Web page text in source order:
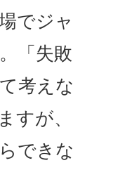
でジャ
「失敗
考えな
すが、
できな